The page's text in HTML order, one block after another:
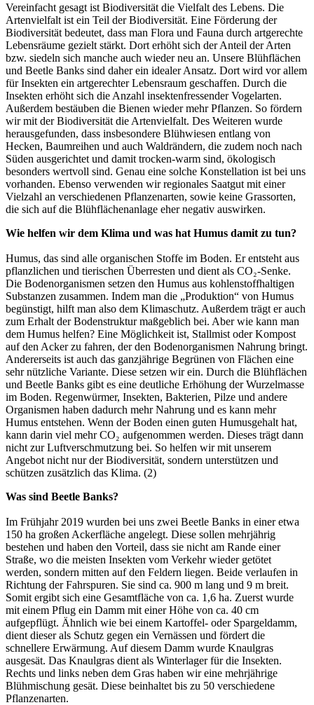
Vereinfacht gesagt ist Biodiversität die Vielfalt des Lebens. Die
Artenvielfalt ist ein Teil der Biodiversität. Eine Förderung der
Biodiversität bedeutet, dass man Flora und Fauna durch artgerechte
Lebensräume gezielt stärkt. Dort erhöht sich der Anteil der Arten
bzw. siedeln sich manche auch wieder neu an. Unsere Blühflächen
und Beetle Banks sind daher ein idealer Ansatz. Dort wird vor allem
für Insekten ein artgerechter Lebensraum geschaffen. Durch die
Insekten erhöht sich die Anzahl insektenfressender Vogelarten.
Außerdem bestäuben die Bienen wieder mehr Pflanzen. So fördern
wir mit der Biodiversität die Artenvielfalt. Des Weiteren wurde
herausgefunden, dass insbesondere Blühwiesen entlang von
Hecken, Baumreihen und auch Waldrändern, die zudem noch nach
Süden ausgerichtet und damit trocken-warm sind, ökologisch
besonders wertvoll sind. Genau eine solche Konstellation ist bei uns
vorhanden. Ebenso verwenden wir regionales Saatgut mit einer
Vielzahl an verschiedenen Pflanzenarten, sowie keine Grassorten,
die sich auf die Blühflächenanlage eher negativ auswirken.
Wie helfen wir dem Klima und was hat Humus damit zu tun?
Humus, das sind alle organischen Stoffe im Boden. Er entsteht aus
pflanzlichen und tierischen Überresten und dient als CO₂-Senke.
Die Bodenorganismen setzen den Humus aus kohlenstoffhaltigen
Substanzen zusammen. Indem man die „Produktion“ von Humus
begünstigt, hilft man also dem Klimaschutz. Außerdem trägt er auch
zum Erhalt der Bodenstruktur maßgeblich bei. Aber wie kann man
dem Humus helfen? Eine Möglichkeit ist, Stallmist oder Kompost
auf den Acker zu fahren, der den Bodenorganismen Nahrung bringt.
Andererseits ist auch das ganzjährige Begrünen von Flächen eine
sehr nützliche Variante. Diese setzen wir ein. Durch die Blühflächen
und Beetle Banks gibt es eine deutliche Erhöhung der Wurzelmasse
im Boden. Regenwürmer, Insekten, Bakterien, Pilze und andere
Organismen haben dadurch mehr Nahrung und es kann mehr
Humus entstehen. Wenn der Boden einen guten Humusgehalt hat,
kann darin viel mehr CO₂ aufgenommen werden. Dieses trägt dann
nicht zur Luftverschmutzung bei. So helfen wir mit unserem
Angebot nicht nur der Biodiversität, sondern unterstützen und
schützen zusätzlich das Klima. (2)
Was sind Beetle Banks?
Im Frühjahr 2019 wurden bei uns zwei Beetle Banks in einer etwa
150 ha großen Ackerfläche angelegt. Diese sollen mehrjährig
bestehen und haben den Vorteil, dass sie nicht am Rande einer
Straße, wo die meisten Insekten vom Verkehr wieder getötet
werden, sondern mitten auf den Feldern liegen. Beide verlaufen in
Richtung der Fahrspuren. Sie sind ca. 900 m lang und 9 m breit.
Somit ergibt sich eine Gesamtfläche von ca. 1,6 ha. Zuerst wurde
mit einem Pflug ein Damm mit einer Höhe von ca. 40 cm
aufgepflügt. Ähnlich wie bei einem Kartoffel- oder Spargeldamm,
dient dieser als Schutz gegen ein Vernässen und fördert die
schnellere Erwärmung. Auf diesem Damm wurde Knaulgras
ausgesät. Das Knaulgras dient als Winterlager für die Insekten.
Rechts und links neben dem Gras haben wir eine mehrjährige
Blühmischung gesät. Diese beinhaltet bis zu 50 verschiedene
Pflanzenarten.